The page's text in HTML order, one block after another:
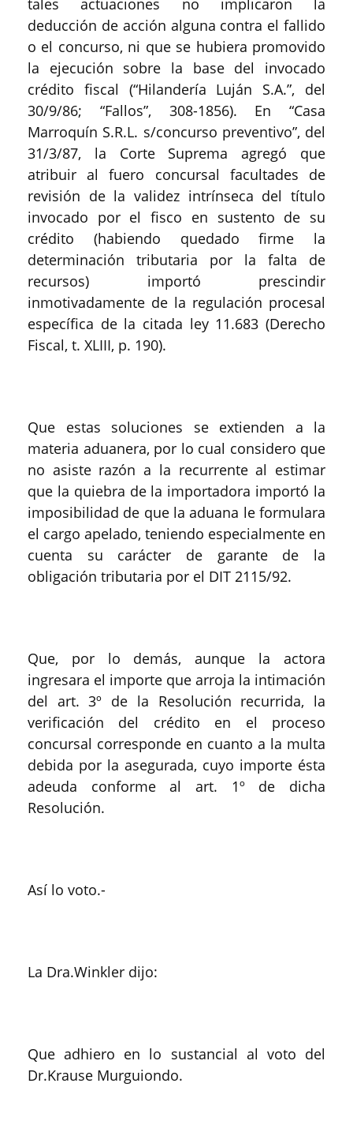
tales actuaciones no implicaron la
deducción de acción alguna contra el fallido
o el concurso, ni que se hubiera promovido
la ejecución sobre la base del invocado
crédito fiscal (“Hilandería Luján S.A.”, del
30/9/86; “Fallos”, 308-1856). En “Casa
Marroquín S.R.L. s/concurso preventivo”, del
31/3/87, la Corte Suprema agregó que
atribuir al fuero concursal facultades de
revisión de la validez intrínseca del título
invocado por el fisco en sustento de su
crédito (habiendo quedado firme la
determinación tributaria por la falta de
recursos) importó prescindir
inmotivadamente de la regulación procesal
específica de la citada ley 11.683 (Derecho
Fiscal, t. XLIII, p. 190).
Que estas soluciones se extienden a la
materia aduanera, por lo cual considero que
no asiste razón a la recurrente al estimar
que la quiebra de la importadora importó la
imposibilidad de que la aduana le formulara
el cargo apelado, teniendo especialmente en
cuenta su carácter de garante de la
obligación tributaria por el DIT 2115/92.
Que, por lo demás, aunque la actora
ingresara el importe que arroja la intimación
del art. 3º de la Resolución recurrida, la
verificación del crédito en el proceso
concursal corresponde en cuanto a la multa
debida por la asegurada, cuyo importe ésta
adeuda conforme al art. 1º de dicha
Resolución.
Así lo voto.-
La Dra.Winkler dijo:
Que adhiero en lo sustancial al voto del
Dr.Krause Murguiondo.